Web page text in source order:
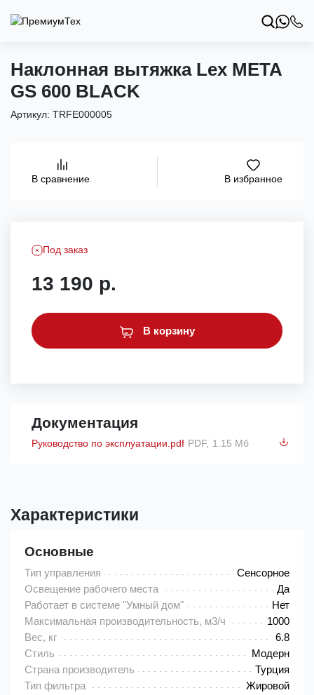
Наклонная вытяжка Lex META
GS 600 BLACK
Артикул: TRFE000005
В сравнение В избранное
Под заказ
13 190 р.
В корзину
Документация
Руководство по эксплуатации.pdf PDF, 1.15 Мб
Характеристики
Основные
Тип управления
Сенсорное
Освещение рабочего места
Да
Работает в системе "Умный дом"
Нет
Максимальная производительность, м3/ч
1000
Вес, кг
6.8
Стиль
Модерн
Страна производитель
Турция
Тип фильтра
Жировой